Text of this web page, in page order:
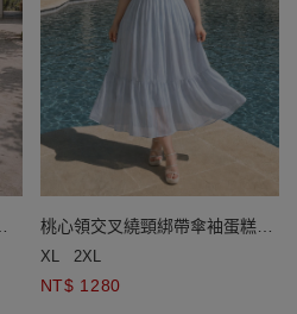
桃心領交叉繞頸綁帶傘袖蛋糕長
洋裝(附胸墊)
XL 2XL
NT$ 1280